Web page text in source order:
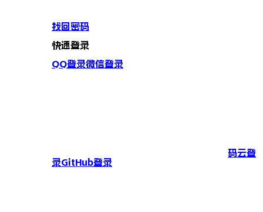
找回密码
快速登录
QQ登录微信登录
码云登
录GitHub登录